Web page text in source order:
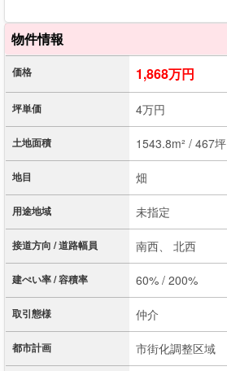
物件情報
価格 1,868万円
坪単価 4万円
土地面積 1543.8m² / 467坪
地目 畑
用途地域 未指定
接道方向 / 道路幅員 南西、 北西
建ぺい率 / 容積率 60% / 200%
取引態様 仲介
都市計画 市街化調整区域